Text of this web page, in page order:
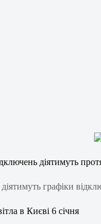
діятимуть
діятимуть графіки
в Києві 6 січня